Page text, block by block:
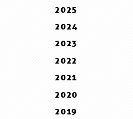
7 . July
3 . March
2 . February
1 . January
2025
12 . December
9 . September
8 . August
7 . July
6 . June
2024
12 . December
9 . September
8 . August
7 . July
2023
12 . December
2022
10 . October
2021
12 . December
2020
12 . December
2019